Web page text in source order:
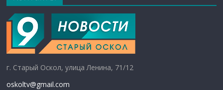
г. Старый Оскол, улица Ленина, 71/12
oskoltv@gmail.com